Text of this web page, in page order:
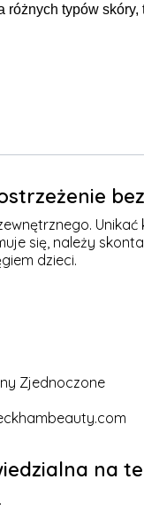
różnych typów skóry,
się, należy
dzieci.
Zjednoczone
na